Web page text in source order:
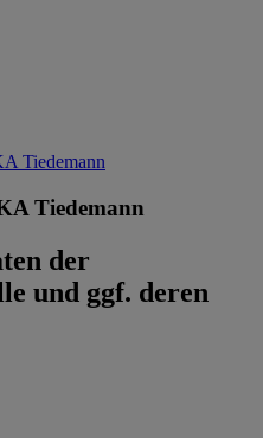
Tiedemann
Tiedemann
der
und ggf. deren